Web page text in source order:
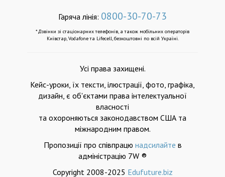
Гаряча лінія: 0800-30-70-73
*Дзвінки зі стаціонарних телефонів, а також мобільних операторів
Київстар, Vodafone та Lifecell, безкоштовні по всій Україні.
Усі права захищені.
Кейс-уроки, їх тексти, ілюстрації, фото, графіка,
дизайн, є об'єктами права інтелектуальної
власності
та охороняються законодавством США та
міжнародним правом.
Пропозиції про співпрацю надсилайте в
адміністрацію 7W ®
Copyright 2008-2025 Edufuture.biz